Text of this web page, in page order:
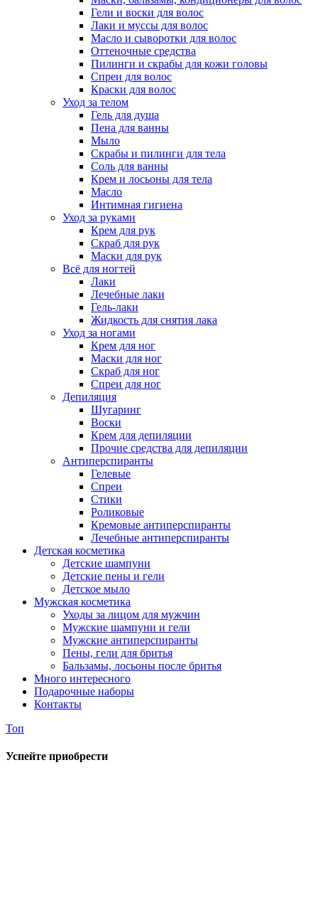
Гели и воски для волос
Лаки и муссы для волос
Масло и сыворотки для волос
Оттеночные средства
Пилинги и скрабы для кожи головы
Спреи для волос
Краски для волос
Уход за телом
Гель для душа
Пена для ванны
Мыло
Скрабы и пилинги для тела
Соль для ванны
Крем и лосьоны для тела
Масло
Интимная гигиена
Уход за руками
Крем для рук
Скраб для рук
Маски для рук
Всё для ногтей
Лаки
Лечебные лаки
Гель-лаки
Жидкость для снятия лака
Уход за ногами
Крем для ног
Маски для ног
Скраб для ног
Спреи для ног
Депиляция
Шугаринг
Воски
Крем для депиляции
Прочие средства для депиляции
Антиперспиранты
Гелевые
Спреи
Стики
Роликовые
Кремовые антиперспиранты
Лечебные антиперспиранты
Детская косметика
Детские шампуни
Детские пены и гели
Детское мыло
Мужская косметика
Уходы за лицом для мужчин
Мужские шампуни и гели
Мужские антиперспиранты
Пены, гели для бритья
Бальзамы, лосьоны после бритья
Много интересного
Подарочные наборы
Контакты
Топ
Успейте приобрести